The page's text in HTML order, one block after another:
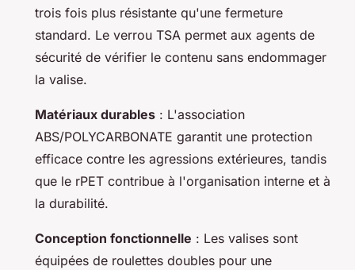
trois fois plus résistante qu'une fermeture
standard. Le verrou TSA permet aux agents de
sécurité de vérifier le contenu sans endommager
la valise.
Matériaux durables : L'association
ABS/POLYCARBONATE garantit une protection
efficace contre les agressions extérieures, tandis
que le rPET contribue à l'organisation interne et à
la durabilité.
Conception fonctionnelle : Les valises sont
équipées de roulettes doubles pour une